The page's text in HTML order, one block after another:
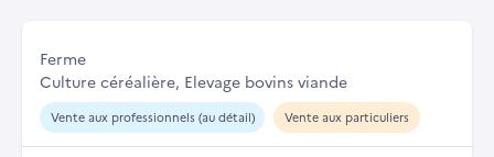
Ferme
Culture céréalière, Elevage bovins viande
Vente aux professionnels (au détail) Vente aux particuliers